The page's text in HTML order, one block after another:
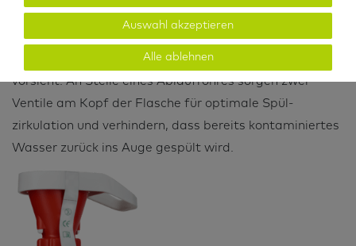
therapeutischen Behandlung durch Arzt oder Sanitäter.
Unsere Augenspülflasche unterliegt einer Norm, die
einen präventiven Anwendungsfall vor Verletzung
vorsieht. An Stelle eines Ablauf­rohres sorgen zwei
Ventile am Kopf der Flasche für optimale Spül­
zirkulation und verhindern, dass bereits kontaminiertes
Wasser zurück ins Auge gespült wird.
Auswahl akzeptieren
Alle ablehnen